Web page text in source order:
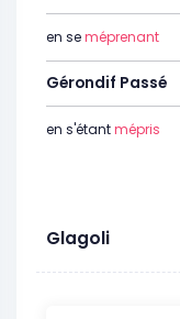
en seméprenant
Gérondif Passé
en s'étantmépris
Glagoli